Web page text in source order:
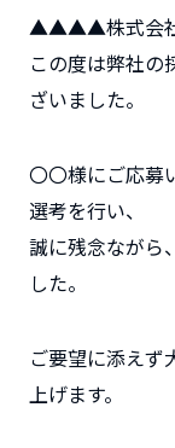
▲▲▲▲株式会社
この度は弊社の
ざいました。
〇〇様にご応募
選考を行い、
誠に残念ながら
した。
ご要望に添えず
上げます。